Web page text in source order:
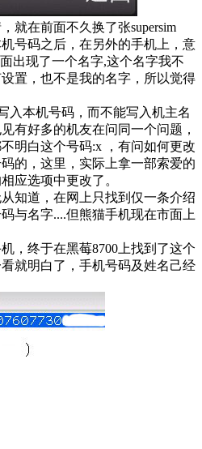
就在前面不久换了张supersim
号码之后，在另外的手机上，意
出现了一个名字,这个名字我不
置，也不是我的名字，所以觉得
入本机号码，而不能写入机主名
有好多的机友在问同一个问题，
明白这个号码:x ，有问如何更改
的，这里，实际上拿一部索爱的
应选项中更改了。
知道，在网上只找到仅一条介绍
与名字....但熊猫手机现在市面上
，终于在黑莓8700上找到了这个
就明白了，手机号码及姓名己经